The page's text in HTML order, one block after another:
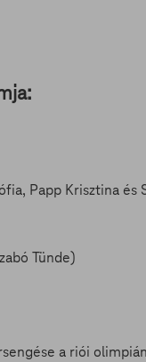
Papp Krisztina és
Tünde)
a riói